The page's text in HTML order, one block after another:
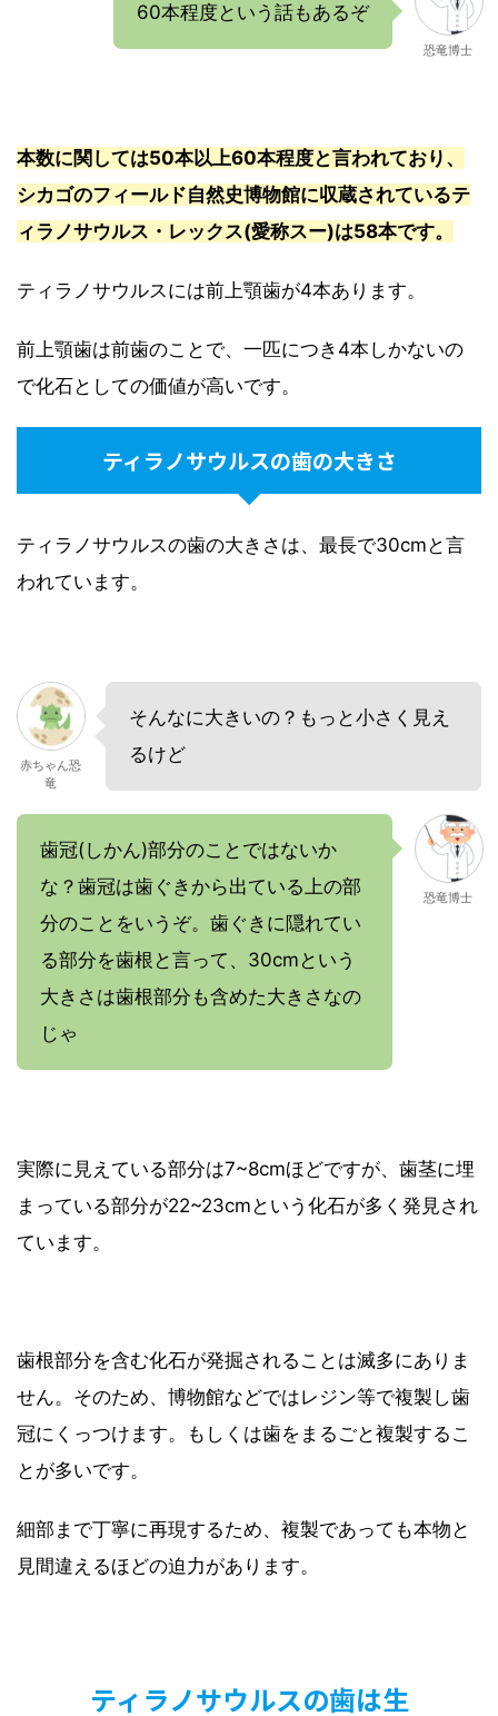
60本程度という話もあるぞ
恐竜博士
本数に関しては50本以上60本程度と言われており、
シカゴのフィールド自然史博物館に収蔵されているテ
ィラノサウルス・レックス(愛称スー)は58本です。
ティラノサウルスには前上顎歯が4本あります。
前上顎歯は前歯のことで、一匹につき4本しかないの
で化石としての価値が高いです。
ティラノサウルスの歯の大きさ
ティラノサウルスの歯の大きさは、最長で30cmと言
われています。
赤ちゃん恐
竜
そんなに大きいの？もっと小さく見え
るけど
歯冠(しかん)部分のことではないか
な？歯冠は歯ぐきから出ている上の部
分のことをいうぞ。歯ぐきに隠れてい
る部分を歯根と言って、30cmという
大きさは歯根部分も含めた大きさなの
じゃ
恐竜博士
実際に見えている部分は7~8cmほどですが、歯茎に埋
まっている部分が22~23cmという化石が多く発見され
ています。
歯根部分を含む化石が発掘されることは滅多にありま
せん。そのため、博物館などではレジン等で複製し歯
冠にくっつけます。もしくは歯をまるごと複製するこ
とが多いです。
細部まで丁寧に再現するため、複製であっても本物と
見間違えるほどの迫力があります。
ティラノサウルスの歯は生